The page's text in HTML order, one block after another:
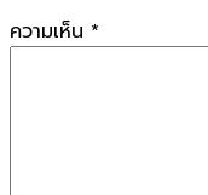
ความเห็น *